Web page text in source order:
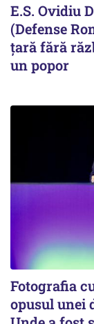
E.S. Ovidiu
(Defense
țară fără
un popor
Fotografia
opusul unei